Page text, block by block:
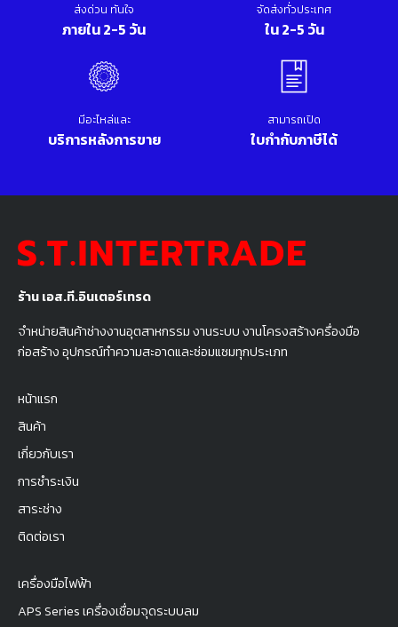
ร้าน เอส.ที.อินเตอร์เทรด
จำหน่ายสินค้าช่างงานอุตสาหกรรม งานระบบ งานโครงสร้างครื่องมือ
ก่อสร้าง อุปกรณ์ทำความสะอาดและซ่อมแซมทุกประเภท
หน้าแรก
สินค้า
เกี่ยวกับเรา
การชำระเงิน
สาระช่าง
ติดต่อเรา
เครื่องมือไฟฟ้า
APS Series เครื่องเชื่อมจุดระบบลม
ส่งด่วน ทันใจ
ภายใน 2-5 วัน
จัดส่งทั่วประเทศ
ใน 2-5 วัน
มีอะไหล่และ
บริการหลังการขาย
สามารถเปิด
ใบกำกับภาษีได้